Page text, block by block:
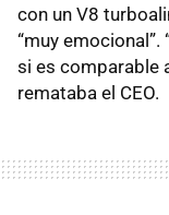
con un V8
“muy
si es comparable
remataba el CEO.